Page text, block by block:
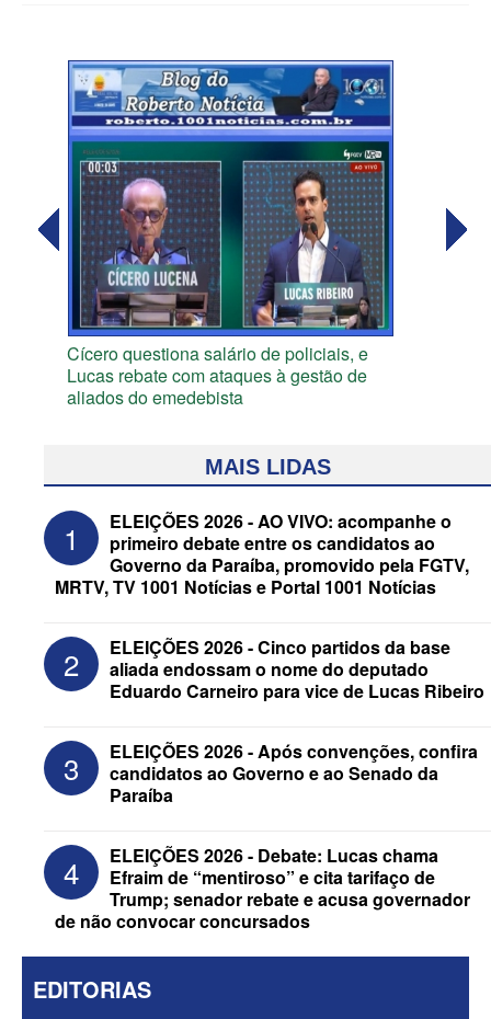
Cícero questiona salário de policiais, e
Lucas rebate com ataques à gestão de
aliados do emedebista
reeleição, Veneziano escolhe segundo
suplente para o Senado; saiba que é
MAIS LIDAS
1
ELEIÇÕES 2026 - AO VIVO: acompanhe o
primeiro debate entre os candidatos ao
Governo da Paraíba, promovido pela FGTV,
MRTV, TV 1001 Notícias e Portal 1001 Notícias
2
ELEIÇÕES 2026 - Cinco partidos da base
aliada endossam o nome do deputado
Eduardo Carneiro para vice de Lucas Ribeiro
3
ELEIÇÕES 2026 - Após convenções, confira
candidatos ao Governo e ao Senado da
Paraíba
4
ELEIÇÕES 2026 - Debate: Lucas chama
Efraim de “mentiroso” e cita tarifaço de
Trump; senador rebate e acusa governador
de não convocar concursados
EDITORIAS